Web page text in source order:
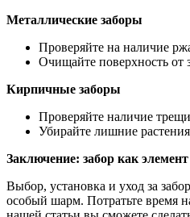
Металлические заборы
Проверяйте на наличие
Очищайте поверхность от
Кирпичные заборы
Проверяйте наличие
Убирайте лишние
Заключение: забор как
Выбор, установка и уход за
особый шарм. Потратьте время